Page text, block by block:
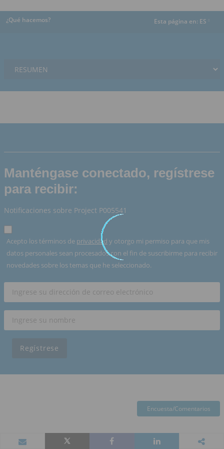
¿Qué hacemos? Esta página en: ES
Manténgase conectado, regístrese
para recibir:
Notificaciones sobre Project P005541
Acepto los términos de privacidad y otorgo mi permiso para que mis
datos personales sean procesados con el fin de suscribirme para recibir
novedades sobre los temas que he seleccionado.
Regístrese
Encuesta/Comentarios